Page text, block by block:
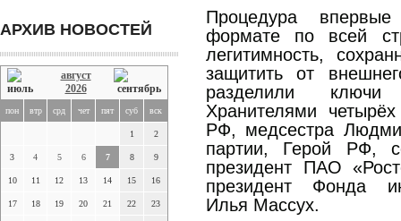
АРХИВ НОВОСТЕЙ
август
2026
пон втр срд чет пят суб вск
1 2
3 4 5 6 7 8 9
10 11 12 13 14 15 16
17 18 19 20 21 22 23
Процедура
формате по всей
легитимность,
защитить от
разделили ключи
Хранителями
РФ, медсестра
партии, Герой РФ,
президент ПАО
президент Фонда
Илья Массух.